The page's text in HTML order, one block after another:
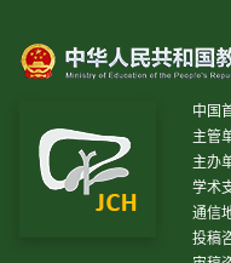
中国
主管
主办
学术
通信
投稿